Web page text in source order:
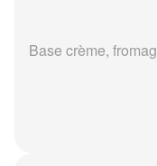
Base crème,